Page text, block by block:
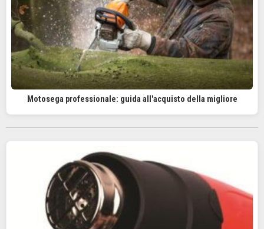
Motosega professionale: guida all'acquisto della migliore